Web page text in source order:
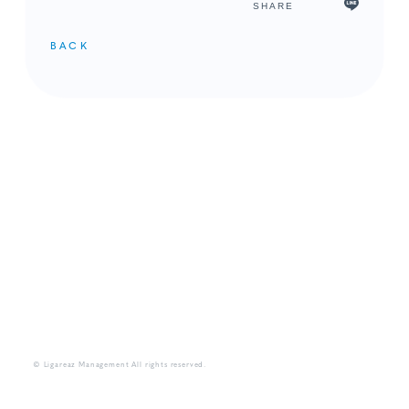
SHARE
BACK
© Ligareaz Management All rights reserved.